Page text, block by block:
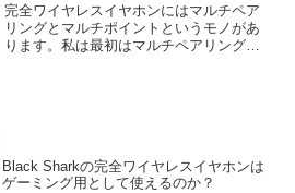
完全ワイヤレスイヤホンにはマルチペア
リングとマルチポイントというモノがあ
ります。私は最初はマルチペアリングし
Black Sharkの完全ワイヤレスイヤホンは
ゲーミング用として使えるのか？